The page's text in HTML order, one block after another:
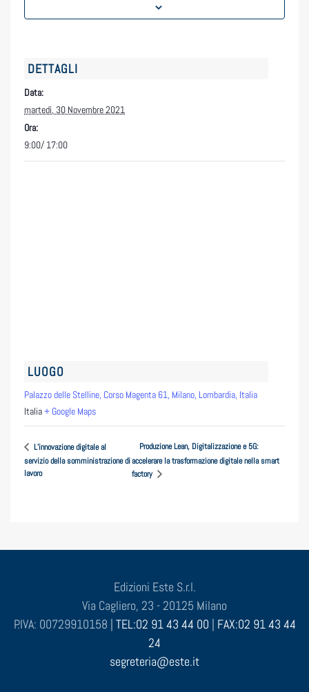
DETTAGLI
Data:
martedì, 30 Novembre 2021
Ora:
9:00/ 17:00
LUOGO
Palazzo delle Stelline, Corso Magenta 61, Milano, Lombardia, Italia
Italia+ Google Maps
L’innovazione digitale al
servizio della somministrazione di
lavoro
Produzione Lean, Digitalizzazione e 5G:
accelerare la trasformazione digitale nella smart
factory
Edizioni Este S.r.l.
Via Cagliero, 23 - 20125 Milano
P.IVA: 00729910158 | TEL:02 91 43 44 00 | FAX:02 91 43 44
24
segreteria@este.it